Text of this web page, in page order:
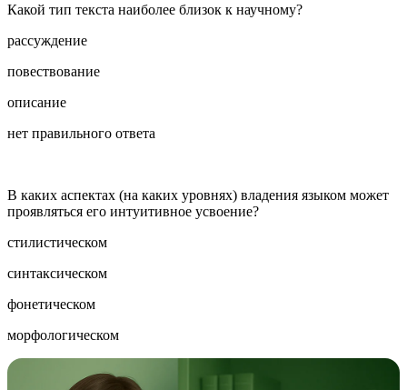
Какой тип текста наиболее близок к научному?
рассуждение
повествование
описание
нет правильного ответа
В каких аспектах (на каких уровнях) владения языком может
проявляться его интуитивное усвоение?
стилистическом
синтаксическом
фонетическом
морфологическом